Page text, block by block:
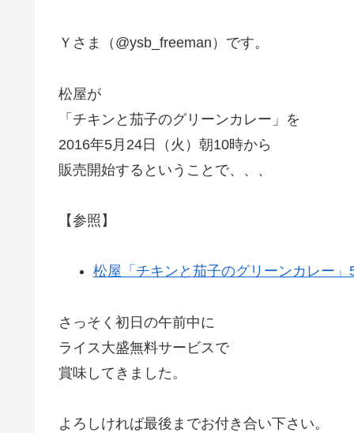
Ｙさま（@ysb_freeman）です。
松屋が
「チキンと茄子のグリーンカレー」を
2016年5月24日（火）朝10時から
販売開始するということで、、、
【参照】
松屋「チキンと茄子のグリーンカレー
さっそく初日の午前中に
ライス大盛無料サービスで
賞味してきました。
よろしければ最後までお付き合い下さい。